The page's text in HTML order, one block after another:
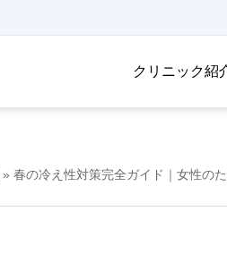
クリニック紹
» 春の冷え性対策完全ガイド｜女性の